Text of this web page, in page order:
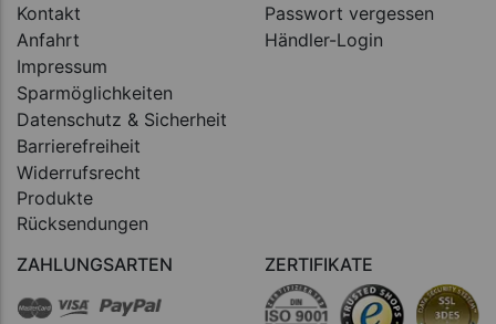
Kontakt
Anfahrt
Impressum
Sparmöglichkeiten
Datenschutz & Sicherheit
Barrierefreiheit
Widerrufsrecht
Produkte
Rücksendungen
Passwort vergessen
Händler-Login
ZAHLUNGSARTEN ZERTIFIKATE